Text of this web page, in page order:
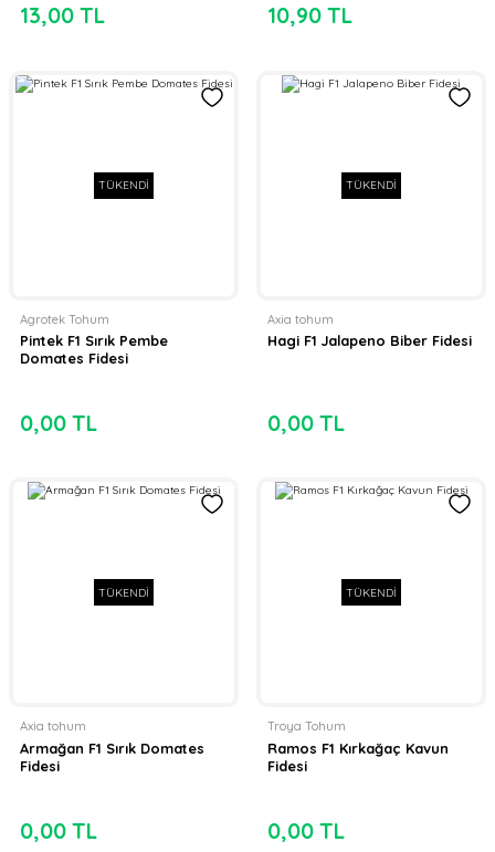
13,00 TL 10,90 TL
TÜKENDİ
Agrotek Tohum
Pintek F1 Sırık Pembe
Domates Fidesi
0,00 TL
TÜKENDİ
Axia tohum
Hagi F1 Jalapeno Biber Fidesi
0,00 TL
TÜKENDİ
Axia tohum
Armağan F1 Sırık Domates
Fidesi
0,00 TL
TÜKENDİ
Troya Tohum
Ramos F1 Kırkağaç Kavun
Fidesi
0,00 TL